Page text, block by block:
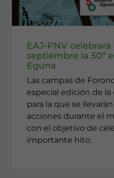
EAJ-PNV celebrará
septiembre la 50ª
Eguna
Las campas de
especial edición de la
para la que se
acciones durante el
con el objetivo de
importante hito.